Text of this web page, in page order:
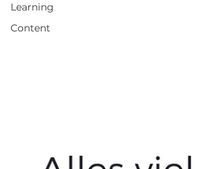
Learning
Content